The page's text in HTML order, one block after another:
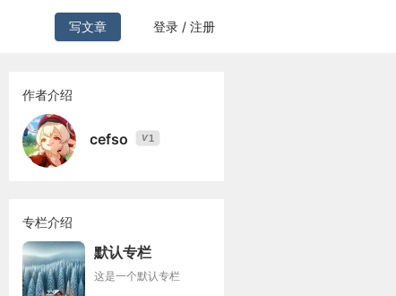
写文章 登录 / 注册
作者介绍
cefso V1
专栏介绍
默认专栏
这是一个默认专栏